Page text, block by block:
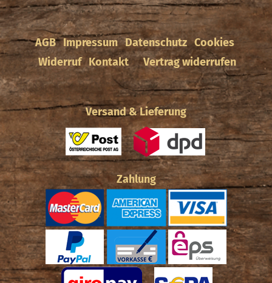
AGB Impressum Datenschutz Cookies
Widerruf Kontakt Vertrag widerrufen
Versand & Lieferung
Zahlung